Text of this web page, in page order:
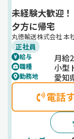
未経験大歓迎
夕方に帰宅
丸徳輸送株式会社 本
正社員
給与 月給
職種 小型
勤務地 愛知
電話